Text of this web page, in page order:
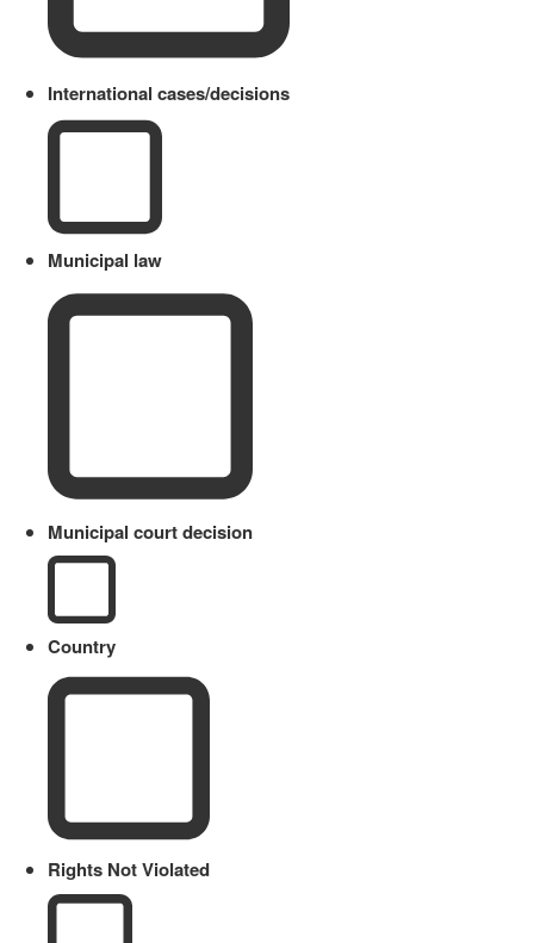
International cases/decisions
Municipal law
Municipal court decision
Country
Rights Not Violated